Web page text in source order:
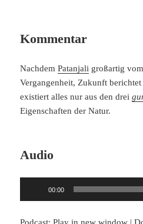
Kommentar
NachdemPatanjali großartig
Vergangenheit, Zukunft
existiert alles nur aus den drei
Eigenschaften der Natur.
Audio
00:00